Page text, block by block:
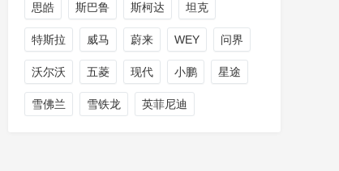
思皓 斯巴鲁 斯柯达 坦克
特斯拉 威马 蔚来 WEY 问界
沃尔沃 五菱 现代 小鹏 星途
雪佛兰 雪铁龙 英菲尼迪